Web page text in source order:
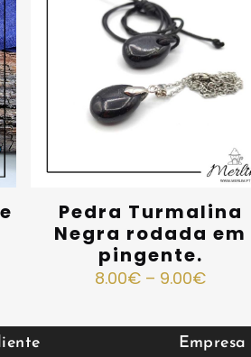
Pedra Turmalina
Negra rodada em
pingente.
8.00€ – 9.00€
Empresa